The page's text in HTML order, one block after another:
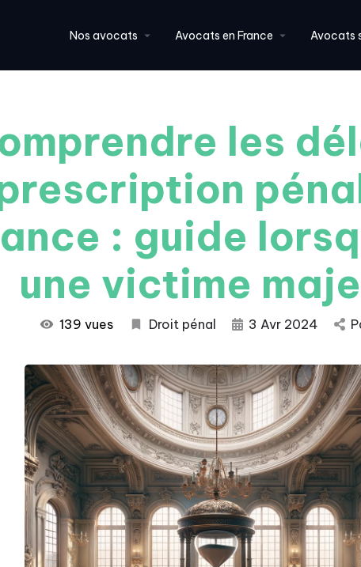
Nos avocats Avocats en France Avocats
les
: guide
une victime
139 vues Droit pénal 3 Avr 2024